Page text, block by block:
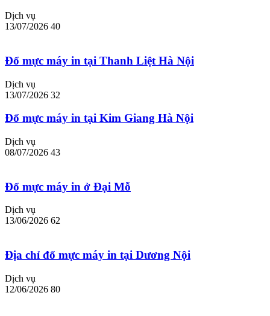
Dịch vụ
13/07/2026 40
Đổ mực máy in tại Thanh Liệt Hà Nội
Dịch vụ
13/07/2026 32
Đổ mực máy in tại Kim Giang Hà Nội
Dịch vụ
08/07/2026 43
Đổ mực máy in ở Đại Mỗ
Dịch vụ
13/06/2026 62
Địa chỉ đổ mực máy in tại Dương Nội
Dịch vụ
12/06/2026 80